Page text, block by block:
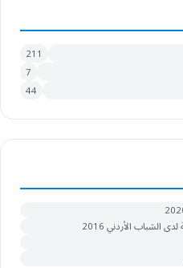
211
7
44
الشباب الأردني 2016